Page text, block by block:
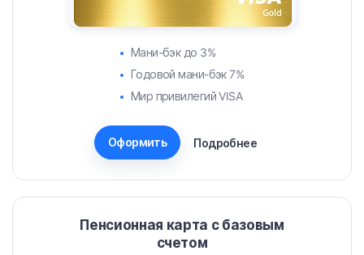
Мани-бэк до 3%
Годовой мани-бэк 7%
Мир привилегий VISA
Оформить Подробнее
Пенсионная карта с базовым
счетом